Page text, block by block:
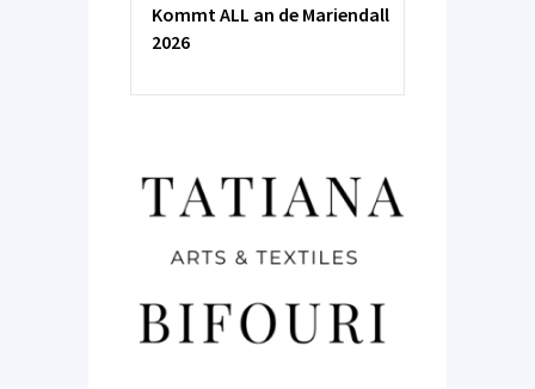
Kommt ALL an de Mariendall
2026